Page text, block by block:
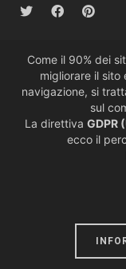
Politiche sulla Privacy
Come il 90% dei
migliorare il sito
navigazione, si
sul
La direttiva GDPR
ecco il